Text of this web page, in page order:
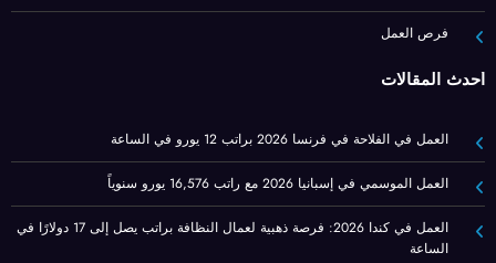
فرص العمل
أحدث المقالات
العمل في الفلاحة في فرنسا 2026 براتب 12 يورو في الساعة
العمل الموسمي في إسبانيا 2026 مع راتب 16,576 يورو سنوياً
العمل في كندا 2026: فرصة ذهبية لعمال النظافة براتب يصل إلى 17 دولارًا في
الساعة